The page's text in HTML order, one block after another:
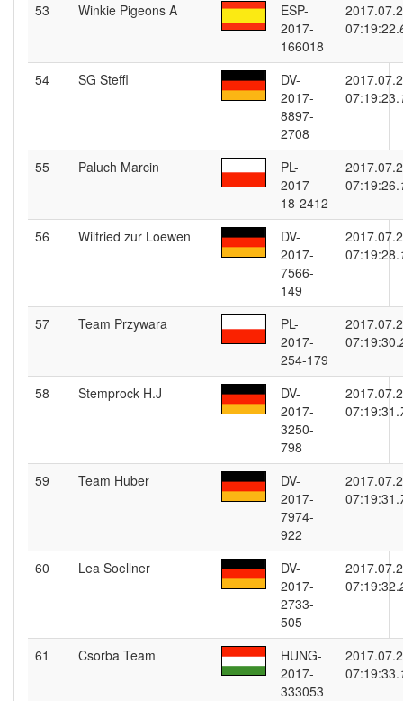
53 Winkie Pigeons A
ESP-
2017-
166018
07:19:22.
54 SG Steffl
DV-
2017-
8897-
2708
07:19:23.
55 Paluch Marcin
PL-
2017-
18-2412
07:19:26.
56 Wilfried zur Loewen
DV-
2017-
7566-
149
07:19:28.
57 Team Przywara
PL-
2017-
254-179
07:19:30.
58 Stemprock H.J
DV-
2017-
3250-
798
07:19:31.
59 Team Huber
DV-
2017-
7974-
922
07:19:31.
60 Lea Soellner
DV-
2017-
2733-
505
07:19:32.
61 Csorba Team
HUNG-
2017-
333053
07:19:33.